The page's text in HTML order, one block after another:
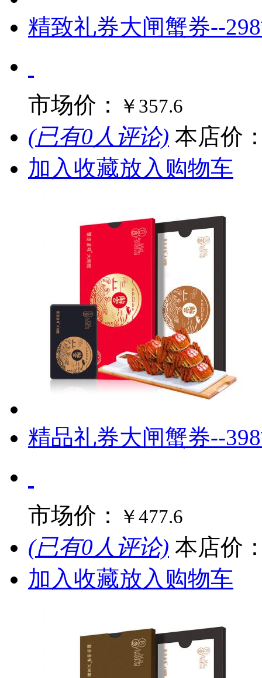
精致礼券大闸蟹券--
市场价： ￥357.6
(已有0人评论) 本店价
加入收藏放入购物车
精品礼券大闸蟹券--
市场价： ￥477.6
(已有0人评论) 本店价
加入收藏放入购物车